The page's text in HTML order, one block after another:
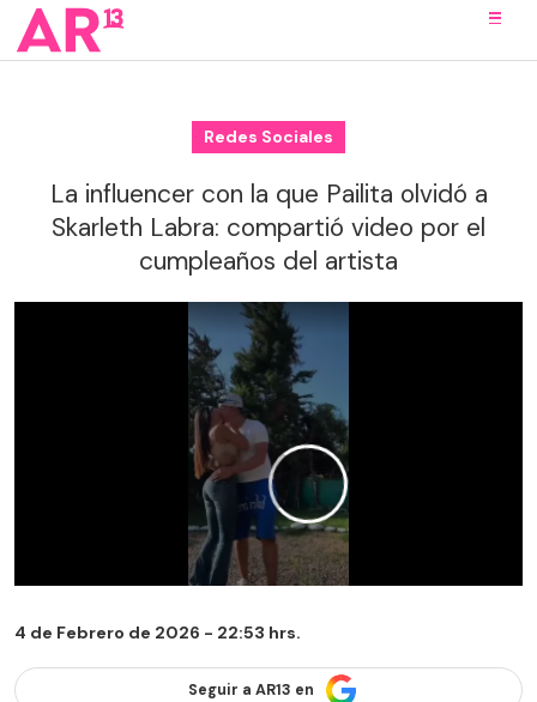
Redes Sociales
La influencer con la que Pailita olvidó a
Skarleth Labra: compartió video por el
cumpleaños del artista
4 de Febrero de 2026 - 22:53 hrs.
Seguir a AR13 en